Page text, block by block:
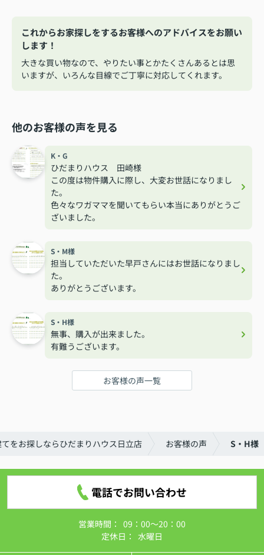
これからお家探しをするお客様へのアドバイスをお願い
します！
大きな買い物なので、やりたい事とかたくさんあるとは思
いますが、いろんな目線でご丁寧に対応してくれます。
他のお客様の声を見る
K・G
ひだまりハウス 田崎様
この度は物件購入に際し、大変お世話になりまし
た。
色々なワガママを聞いてもらい本当にありがとうご
ざいました。
S・M様
担当していただいた早戸さんにはお世話になりまし
た。
ありがとうございます。
S・H様
無事、購入が出来ました。
有難うございます。
お客様の声一覧
をお探しならひだまりハウス日立店 お客様の声 S・H様
電話でお問い合わせ
営業時間： 09：00～20：00
定休日： 水曜日